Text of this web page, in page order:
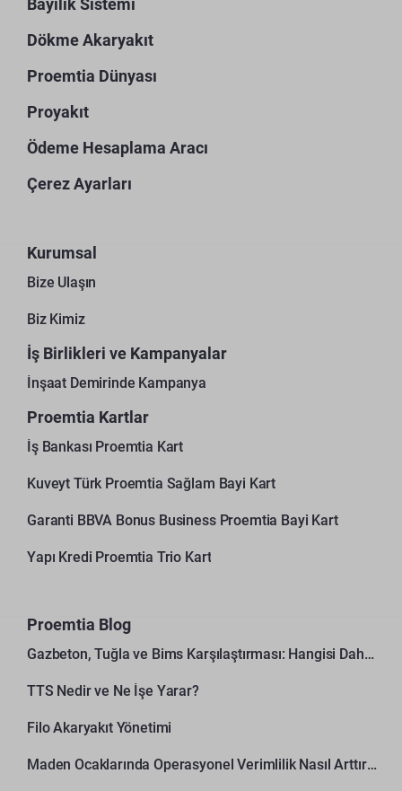
Dökme Akaryakıt
Proemtia Dünyası
Proyakıt
Ödeme Hesaplama Aracı
Çerez Ayarları
Kurumsal
Bize Ulaşın
Biz Kimiz
İş Birlikleri ve Kampanyalar
İnşaat Demirinde Kampanya
Proemtia Kartlar
İş Bankası Proemtia Kart
Kuveyt Türk Proemtia Sağlam Bayi Kart
Garanti BBVA Bonus Business Proemtia Bayi Kart
Yapı Kredi Proemtia Trio Kart
Proemtia Blog
Gazbeton, Tuğla ve Bims Karşılaştırması: Hangisi Daha Avantajlı?
TTS Nedir ve Ne İşe Yarar?
Filo Akaryakıt Yönetimi
Maden Ocaklarında Operasyonel Verimlilik Nasıl Arttırılır?